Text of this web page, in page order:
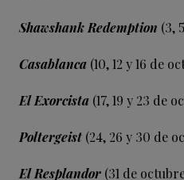
Shawshank Redemption (3,
Casablanca (10, 12 y 16 de
El Exorcista (17, 19 y 23 de
Poltergeist (24, 26 y 30 de
El Resplandor (31 de